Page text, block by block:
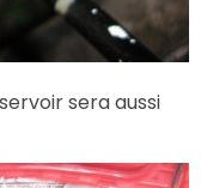
sera aussi